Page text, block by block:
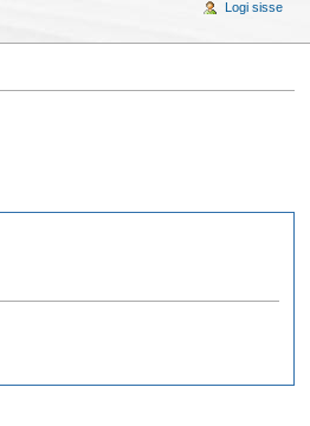
Logi sisse